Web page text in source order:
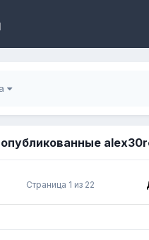
Страница 1 из 22